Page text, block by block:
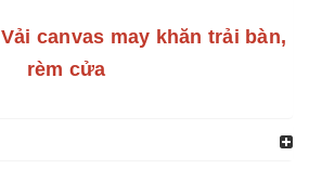
Vải canvas may khăn trải bàn,
rèm cửa